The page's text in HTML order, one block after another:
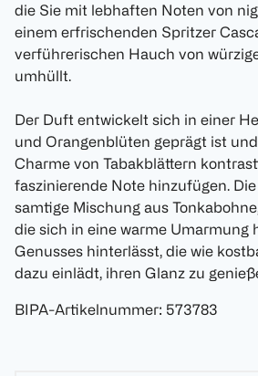
die Sie mit lebhaften Noten von
einem erfrischenden Spritzer
verführerischen Hauch von
umhüllt.
Der Duft entwickelt sich in einer
und Orangenblüten geprägt ist
Charme von Tabakblättern
faszinierende Note hinzufügen.
samtige Mischung aus
die sich in eine warme Umarmung
Genusses hinterlässt, die wie
dazu einlädt, ihren Glanz zu
BIPA-Artikelnummer: 573783